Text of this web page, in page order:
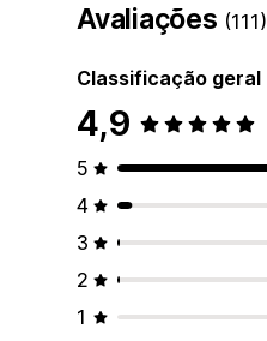
Avaliações (111)
Classificação geral
4,9
5
4
3
2
1